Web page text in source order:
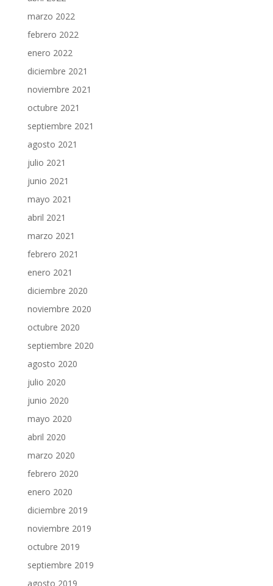
marzo 2022
febrero 2022
enero 2022
diciembre 2021
noviembre 2021
octubre 2021
septiembre 2021
agosto 2021
julio 2021
junio 2021
mayo 2021
abril 2021
marzo 2021
febrero 2021
enero 2021
diciembre 2020
noviembre 2020
octubre 2020
septiembre 2020
agosto 2020
julio 2020
junio 2020
mayo 2020
abril 2020
marzo 2020
febrero 2020
enero 2020
diciembre 2019
noviembre 2019
octubre 2019
septiembre 2019
agosto 2019